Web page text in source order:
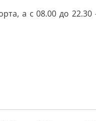
а с 08.00 до